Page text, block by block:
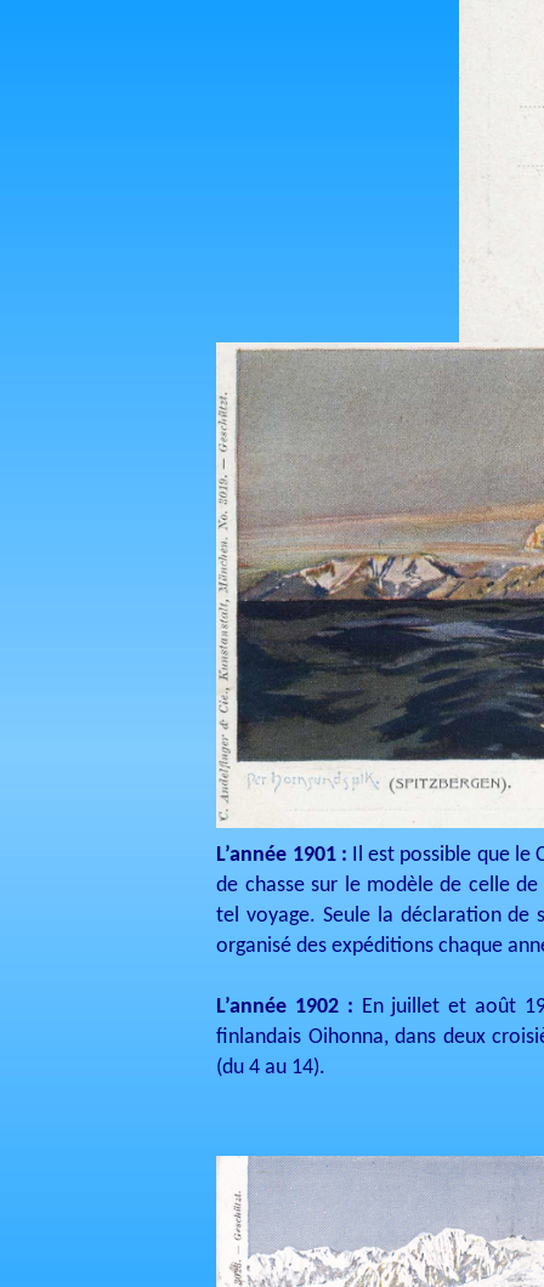
L’année 1901 : Il est possible que le
de chasse sur le modèle de celle
tel voyage. Seule la déclaration de
organisé des expéditions chaque
L’année 1902 : En juillet et août
finlandais Oihonna, dans deux
(du 4 au 14).